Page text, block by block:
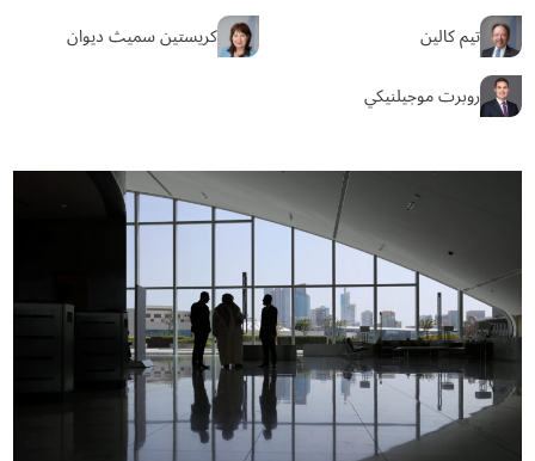
تيم كالين
كريستين سميث ديوان
روبرت موجيلنيكي